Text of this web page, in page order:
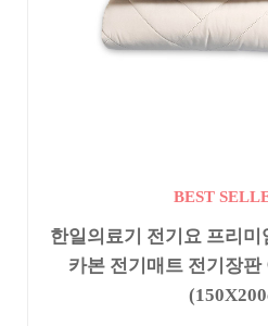
BEST
한일의료기 전기요 프리
카본 전기매트 전기장판